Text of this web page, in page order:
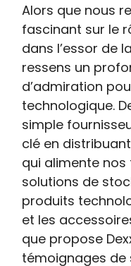
Alors que nous
fascinant sur le
dans l’essor de
ressens un
d’admiration
technologique.
simple
clé en
qui alimente nos
solutions de
produits
et les
que propose
témoignages de